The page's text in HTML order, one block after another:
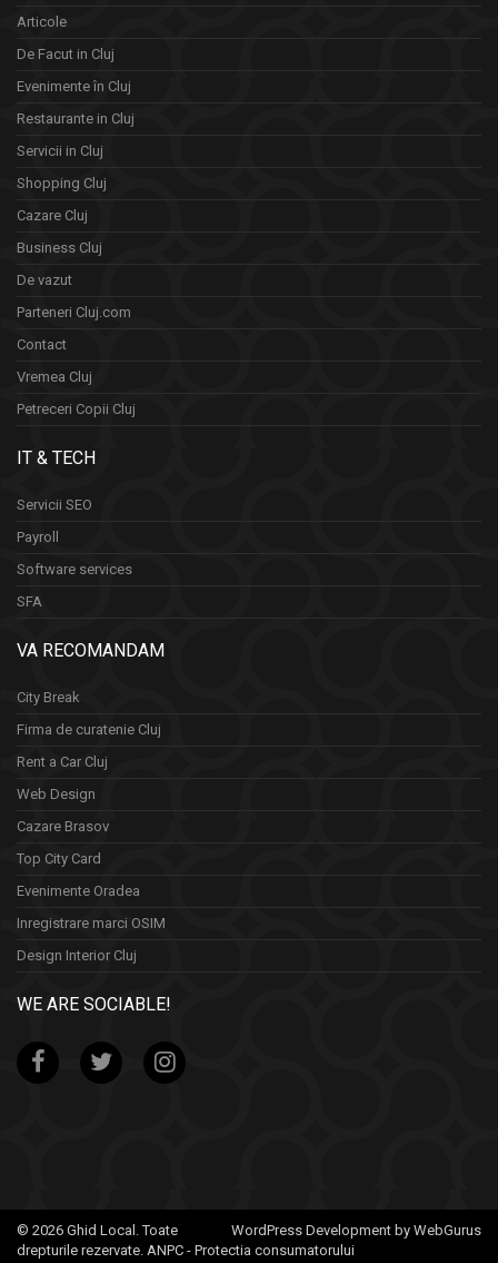
Articole
De Facut in Cluj
Evenimente în Cluj
Restaurante in Cluj
Servicii in Cluj
Shopping Cluj
Cazare Cluj
Business Cluj
De vazut
Parteneri Cluj.com
Contact
Vremea Cluj
Petreceri Copii Cluj
IT & TECH
Servicii SEO
Payroll
Software services
SFA
VA RECOMANDAM
City Break
Firma de curatenie Cluj
Rent a Car Cluj
Web Design
Cazare Brasov
Top City Card
Evenimente Oradea
Inregistrare marci OSIM
Design Interior Cluj
WE ARE SOCIABLE!
WordPress Development by WebGurus
© 2026 Ghid Local. Toate
drepturile rezervate. ANPC - Protectia consumatorului